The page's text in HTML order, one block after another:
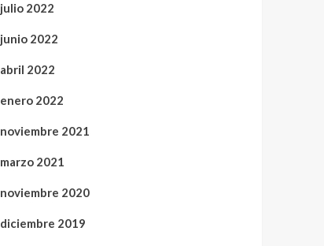
julio 2022
junio 2022
abril 2022
enero 2022
noviembre 2021
marzo 2021
noviembre 2020
diciembre 2019